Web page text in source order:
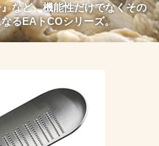
など、機能性だけでなくその
るEAトCOシリーズ。